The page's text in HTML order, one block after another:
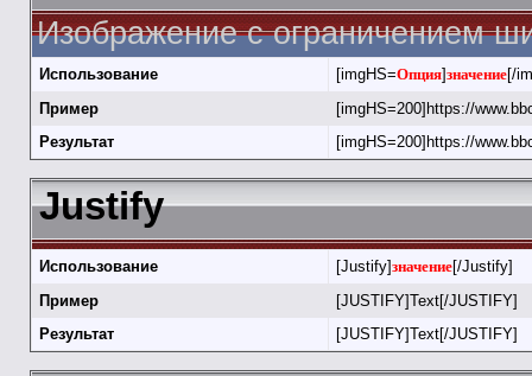
Изображение с ограничением
Использование [imgHS=Опция]значение[/
Пример
[imgHS=200]https://
Результат
[imgHS=200]https://
Justify
Использование [Justify]значение[/Justify]
Пример
[JUSTIFY]Text[/JUSTIFY]
Результат
[JUSTIFY]Text[/JUSTIFY]